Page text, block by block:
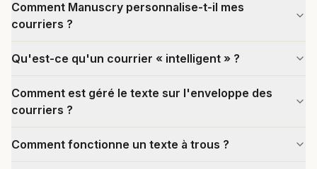
Comment Manuscry personnalise-t-il mes
courriers ?
Qu'est-ce qu'un courrier « intelligent » ?
Comment est géré le texte sur l'enveloppe des
courriers ?
Comment fonctionne un texte à trous ?